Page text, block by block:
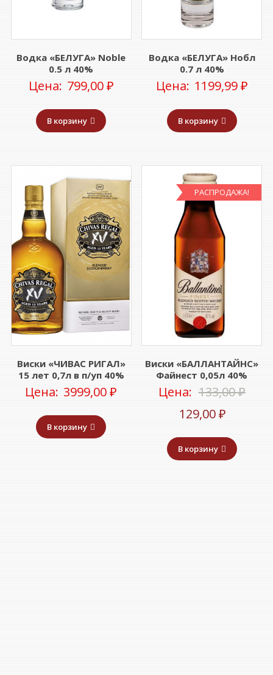
Водка «БЕЛУГА» Noble
0.5 л 40%
Цена: 799,00₽
В корзину
Водка «БЕЛУГА» Нобл
0.7 л 40%
Цена: 1199,99₽
В корзину
Виски «ЧИВАС РИГАЛ»
15 лет 0,7л в п/уп 40%
Цена: 3999,00₽
В корзину
РАСПРОДАЖА!
Виски «БАЛЛАНТАЙНС»
Файнест 0,05л 40%
Цена: 133,00₽
129,00₽
цена:
129,00
В корзину